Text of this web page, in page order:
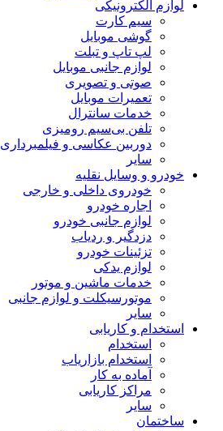
لوازم الکترونیکی
سیم کارت
گوشی موبایل
لپ تاپ و تبلت
لوازم جانبی موبایل
صوتی و تصویری
تعمیرات موبایل
خدمات سانترال
تلفن بی‌سیم رومیزی
دوربین عکاسی و فیلمبرداری
سایر
خودرو و وسایل نقلیه
خودروی داخلی و خارجی
اجاره خودرو
لوازم جانبی خودرو
دزدگیر و ردیاب
تزئینات خودرو
لوازم یدکی
خدمات ماشین و موتور
موتورسیکلت و لوازم جانبی
سایر
استخدام و کاریابی
استخدام
استخدام بازاریاب
آماده به کار
مراکز کاریابی
سایر
ساختمان